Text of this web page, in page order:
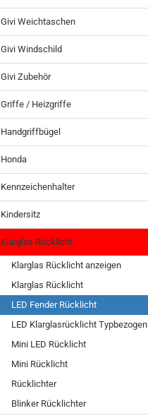
Givi Weichtaschen
Givi Windschild
Givi Zubehör
Griffe / Heizgriffe
Handgriffbügel
Honda
Kennzeichenhalter
Kindersitz
Klarglas Rücklicht
Klarglas Rücklicht anzeigen
Klarglas Rücklicht
LED Fender Rücklicht
LED Klarglasrücklicht Typbezogen
Mini LED Rücklicht
Mini Rücklicht
Rücklichter
Blinker Rücklichter